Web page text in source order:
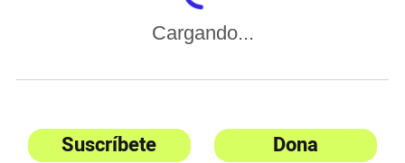
Cargando...
Suscríbete Dona